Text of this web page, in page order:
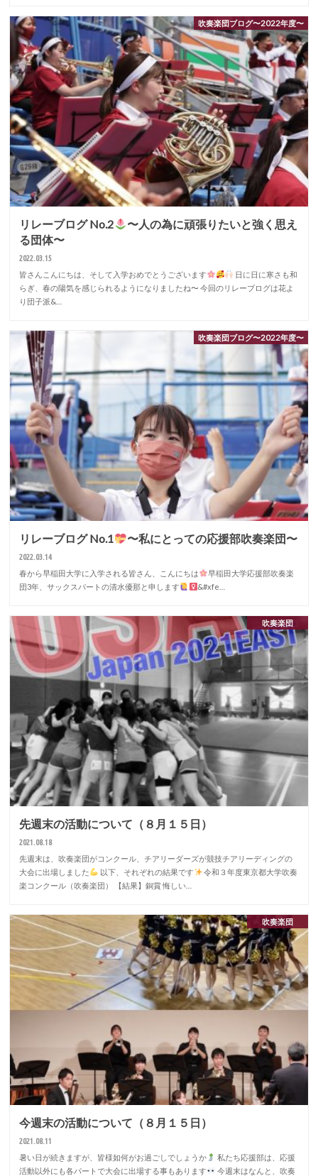
吹奏楽団ブログ〜2022年度〜
リレーブログ No.2
〜人の為に頑張りたいと強く思え
る団体〜
2022.03.15
皆さんこんにちは、そして入学おめでとうございます
日に日に寒さも和
らぎ、春の陽気を感じられるようになりましたね〜 今回のリレーブログは花よ
り団子派&…
吹奏楽団ブログ〜2022年度〜
リレーブログ No.1 〜私にとっての応援部吹奏楽団〜
2022.03.14
春から早稲田大学に入学される皆さん、こんにちは
早稲田大学応援部吹奏楽
団3年、サックスパートの清水優那と申します‍‍
&#xfe…
吹奏楽団
先週末の活動について（８月１５日）
2021.08.18
先週末は、吹奏楽団がコンクール、チアリーダーズが競技チアリーディングの
大会に出場しました
以下、それぞれの結果です
令和３年度東京都大学吹奏
楽コンクール（吹奏楽団） 【結果】銅賞 悔しい…
吹奏楽団
今週末の活動について（８月１５日）
2021.08.11
暑い日が続きますが、皆様如何がお過ごしでしょうか
私たち応援部は、応援
活動以外にも各パートで大会に出場する事もあります
今週末はなんと、吹奏